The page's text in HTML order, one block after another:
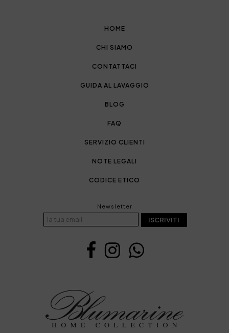
HOME
CHI SIAMO
CONTATTACI
GUIDA AL LAVAGGIO
BLOG
FAQ
SERVIZIO CLIENTI
NOTE LEGALI
CODICE ETICO
Newsletter
ISCRIVITI